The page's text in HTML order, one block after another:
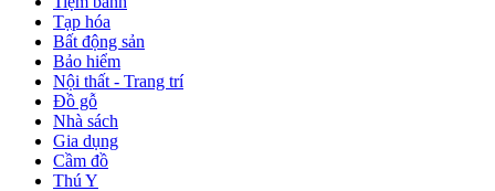
Tạp hóa
Bất động sản
Bảo hiểm
Nội thất - Trang trí
Đồ gỗ
Nhà sách
Gia dụng
Cầm đồ
Thú Y